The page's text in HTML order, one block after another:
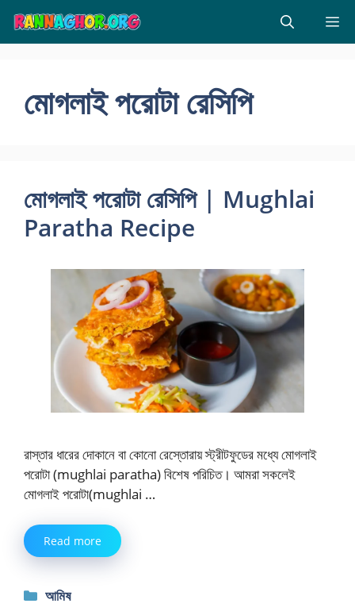
Skip
content
মোগলাই পরোটা রেসিপি
মোগলাই পরোটা রেসিপি | Mughlai
Paratha Recipe
রাস্তার ধারের দোকানে বা কোনো রেস্তোরায় স্ট্রীটফুডের মধ্যে মোগলাই
পরোটা (mughlai paratha) বিশেষ পরিচিত। আমরা সকলেই
মোগলাই পরোটা(mughlai …
Read more
Categories
আমিষ